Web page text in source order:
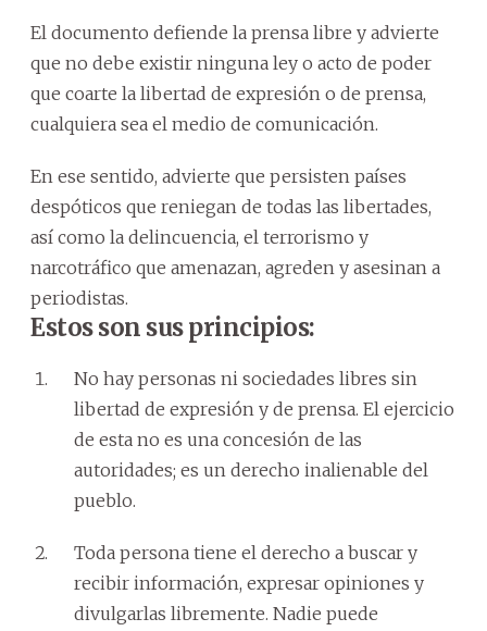
El documento defiende la prensa libre y advierte
que no debe existir ninguna ley o acto de poder
que coarte la libertad de expresión o de prensa,
cualquiera sea el medio de comunicación.
En ese sentido, advierte que persisten países
despóticos que reniegan de todas las libertades,
así como la delincuencia, el terrorismo y
narcotráfico que amenazan, agreden y asesinan a
periodistas.
Estos son sus principios:
No hay personas ni sociedades libres sin
libertad de expresión y de prensa. El ejercicio
de esta no es una concesión de las
autoridades; es un derecho inalienable del
pueblo.
Toda persona tiene el derecho a buscar y
recibir información, expresar opiniones y
divulgarlas libremente. Nadie puede